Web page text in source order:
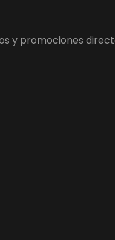
y promociones